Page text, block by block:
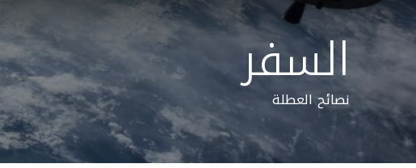
السفر
نصائح العطلة